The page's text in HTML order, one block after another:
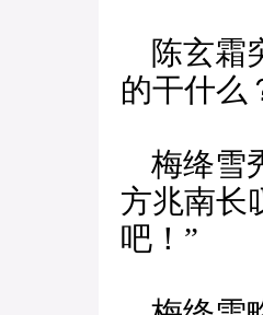
陈玄霜
的干什么
梅绛雪
方兆南长
吧！”